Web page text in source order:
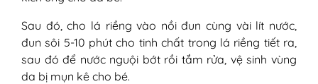
Sau đó, cho lá riềng vào nồi đun cùng vài lít nước,
đun sôi 5-10 phút cho tinh chất trong lá riềng tiết ra,
sau đó để nước nguội bớt rồi tắm rửa, vệ sinh vùng
da bị mụn kê cho bé.